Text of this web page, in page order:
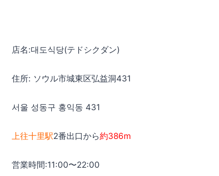
店名:대도식당(テドシクダン)
住所: ソウル市城東区弘益洞431
서울 성동구 홍익동 431
上往十里駅2番出口から約386m
営業時間:11:00〜22:00